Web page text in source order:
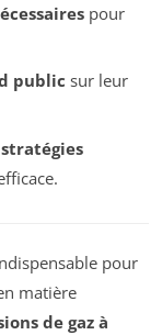
pour
public sur leur
stratégies
pour
matière
de gaz à